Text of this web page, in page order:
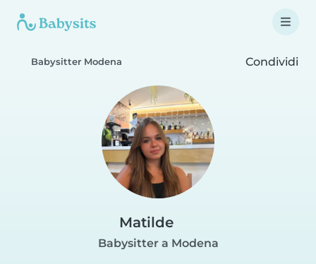
Babysitter Modena Condividi
Matilde
Babysitter a Modena